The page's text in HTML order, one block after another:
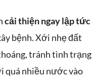
cải thiện ngay lập tức
bệnh. Xới nhẹ đất
tránh tình trạng
quá nhiều nước vào